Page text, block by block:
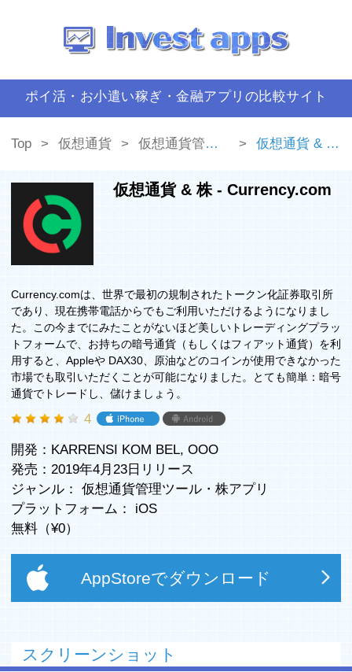
ポイ活・お小遣い稼ぎ・金融アプリの比較サイト
Top 仮想通貨 仮想通貨管理ツール 仮想通貨 & 株 - Currency.com
仮想通貨 & 株 - Currency.com
Currency.comは、世界で最初の規制されたトークン化証券取引所
であり、現在携帯電話からでもご利用いただけるようになりまし
た。この今までにみたことがないほど美しいトレーディングプラッ
トフォームで、お持ちの暗号通貨（もしくはフィアット通貨）を利
用すると、Appleや DAX30、原油などのコインが使用できなかった
市場でも取引いただくことが可能になりました。とても簡単：暗号
通貨でトレードし、儲けましょう。
4
開発：KARRENSI KOM BEL, OOO
発売：2019年4月23日リリース
ジャンル： 仮想通貨管理ツール ・ 株アプリ
プラットフォーム：
iOS
無料（¥0）
AppStoreでダウンロード
スクリーンショット